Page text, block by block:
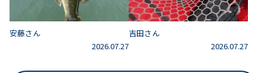
安藤さん
2026.07.27
吉田さん
2026.07.27